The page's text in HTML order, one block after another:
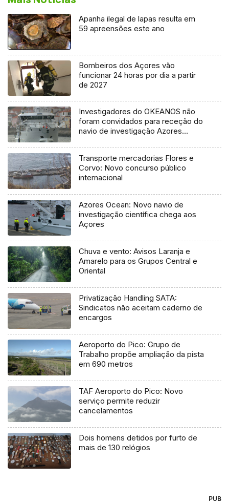
Apanha ilegal de lapas resulta em
59 apreensões este ano
Bombeiros dos Açores vão
funcionar 24 horas por dia a partir
de 2027
Investigadores do OKEANOS não
foram convidados para receção do
navio de investigação Azores
Transporte mercadorias Flores e
Corvo: Novo concurso público
internacional
Azores Ocean: Novo navio de
investigação científica chega aos
Açores
Chuva e vento: Avisos Laranja e
Amarelo para os Grupos Central e
Oriental
Privatização Handling SATA:
Sindicatos não aceitam caderno de
encargos
Aeroporto do Pico: Grupo de
Trabalho propõe ampliação da pista
em 690 metros
TAF Aeroporto do Pico: Novo
serviço permite reduzir
cancelamentos
Dois homens detidos por furto de
mais de 130 relógios
PUB